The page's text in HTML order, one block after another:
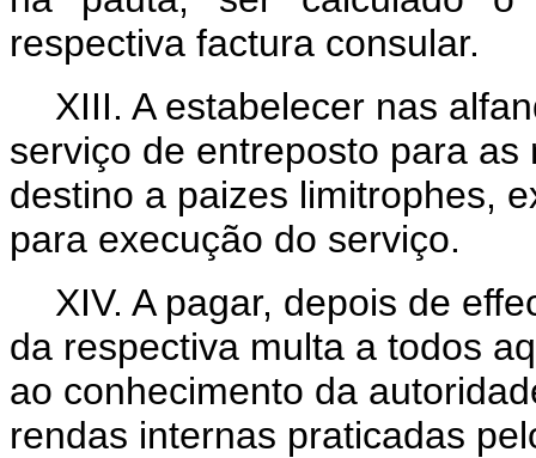
respectiva factura consular.
XIII. A estabelecer nas
serviço de entreposto para
destino a paizes limitrophes,
para execução do serviço.
XIV. A pagar, depois de
da respectiva multa a todos
ao conhecimento da
rendas internas praticadas